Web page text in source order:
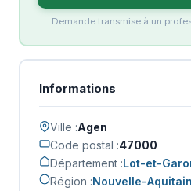
Demande transmise à un
Informations
Ville :Agen
Code postal :47000
Département :Lot-et-
Région :Nouvelle-